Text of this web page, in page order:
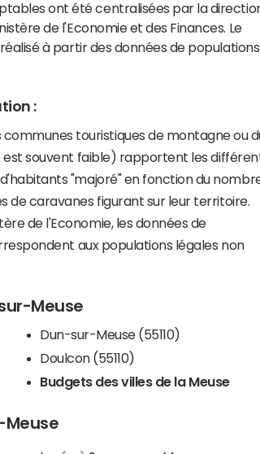
ont été centralisées par la
de l'Economie et des Finances. Le
à partir des données de populations
:
touristiques de montagne ou
souvent faible) rapportent les
"majoré" en fonction du
de caravanes figurant sur leur territoire.
de l'Economie, les données de
aux populations légales non
Meuse
Dun-sur-Meuse (55110)
Doulcon (55110)
Budgets des villes de la Meuse
Meuse